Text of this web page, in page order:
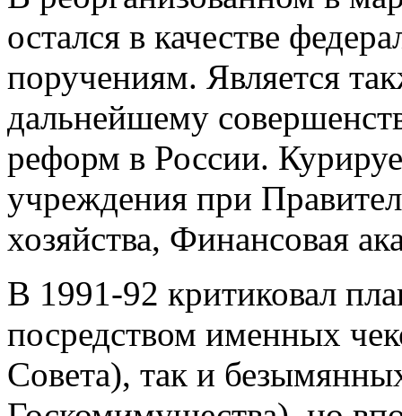
остался в качестве
поручениям. Является
дальнейшему
реформ в России.
учреждения при
хозяйства, Финансовая
В 1991-92 критиковал
посредством именных
Совета), так и